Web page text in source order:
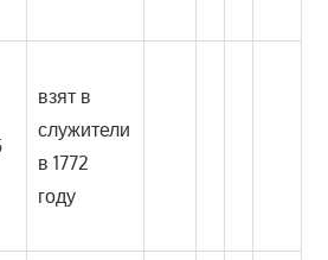
взят в
служители
в 1772
году